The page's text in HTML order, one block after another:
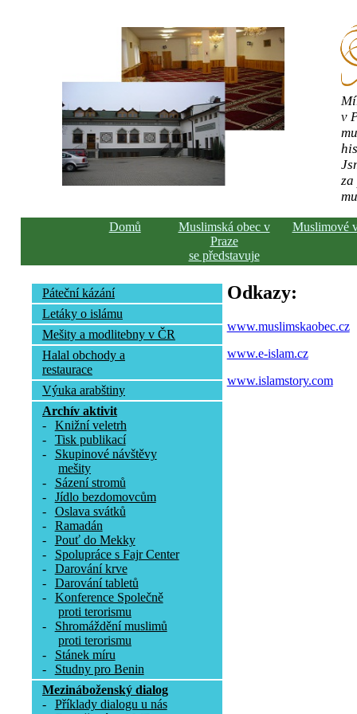
v
Domů
Muslimská obec v
Praze
se představuje
Muslimové
Páteční kázání
Letáky o islámu
Mešity a modlitebny v ČR
Halal obchody a
restaurace
Výuka arabštiny
Archív aktivit
-
Knižní veletrh
-
Tisk publikací
-
Skupinové návštěvy
mešity
-
Sázení stromů
-
Jídlo bezdomovcům
-
Oslava svátků
-
Ramadán
-
Pouť do Mekky
-
Spolupráce s Fajr Center
-
Darování krve
-
Darování tabletů
-
Konference Společně
proti terorismu
-
Shromáždění muslimů
proti terorismu
-
Stánek míru
-
Studny pro Benin
Mezináboženský dialog
-
Příklady dialogu u nás
Odkazy:
www.muslimskaobec.cz
www.e-islam.cz
www.islamstory.com